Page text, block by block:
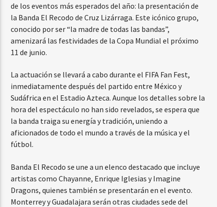
de los eventos más esperados del año: la presentación de
la Banda El Recodo de Cruz Lizárraga. Este icónico grupo,
conocido por ser “la madre de todas las bandas”,
amenizará las festividades de la Copa Mundial el próximo
11 de junio.
La actuación se llevará a cabo durante el FIFA Fan Fest,
inmediatamente después del partido entre México y
Sudáfrica en el Estadio Azteca. Aunque los detalles sobre la
hora del espectáculo no han sido revelados, se espera que
la banda traiga su energía y tradición, uniendo a
aficionados de todo el mundo a través de la música y el
fútbol.
Banda El Recodo se une a un elenco destacado que incluye
artistas como Chayanne, Enrique Iglesias y Imagine
Dragons, quienes también se presentarán en el evento.
Monterrey y Guadalajara serán otras ciudades sede del